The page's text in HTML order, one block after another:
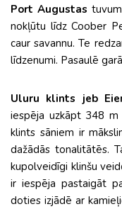
Port Augustas
nokļūtu līdz Coober
caur savannu. Te
līdzenumi. Pasaulē
Uluru klints jeb
iespēja uzkāpt 348 m
klints sāniem ir
dažādās tonalitātēs.
kupolveidīgi klinšu
ir iespēja pastaigāt
doties izjādē ar